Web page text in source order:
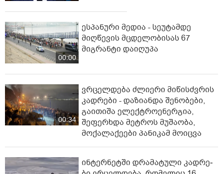
00:00
ესპანური მედია - სეუტამდე
მიღწევის მცდელობისას 67
მიგრანტი დაიღუპა
00:34
ვრცელდება ძლიერი მიწისძვრის
კადრები - დაზიანდა შენობები,
გაითიშა ელექტროენერგია,
შეფერხდა მეტროს მუშაობა,
მოქალაქეები პანიკამ მოიცვა
ინ­ტერ­ნეტ­ში დრა­მა­ტუ­ლი კად­რე­